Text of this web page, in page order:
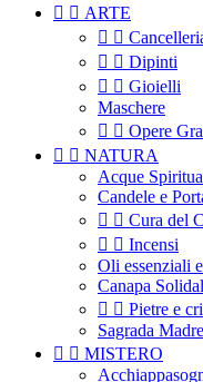
  ARTE
 
  Dipinti
  Gioielli
Maschere
  Opere
  NATURA
Acque
Candele e
  Cura del
  Incensi
Oli essenziali
Canapa
  Pietre e
Sagrada Madre
  MISTERO